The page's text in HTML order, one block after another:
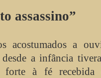
assassino”
acostumados a
a infância
forte à fé recebida